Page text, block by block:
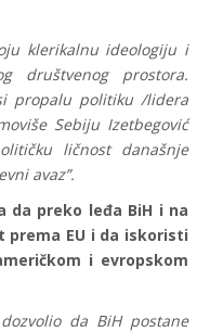
klerikalnu ideologiju i
društvenog prostora.
propalu politiku /lidera
Sebiju Izetbegović
ličnost današnje
avaz”.
da preko leđa BiH i na
EU i da iskoristi
i evropskom
da BiH postane